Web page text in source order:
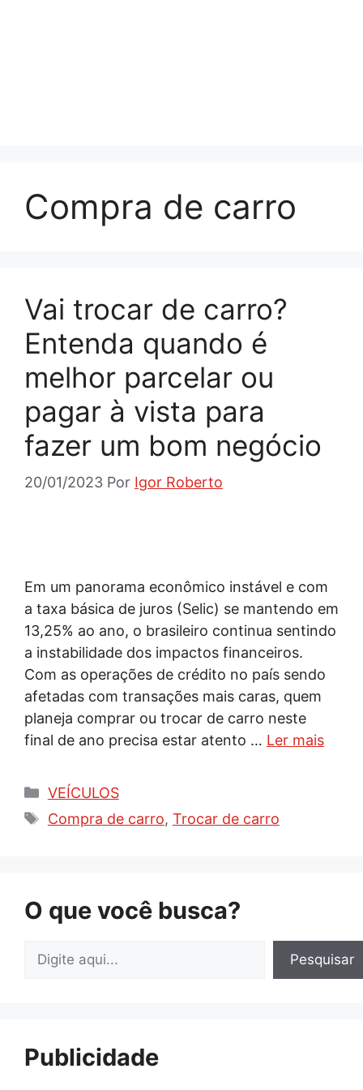
Compra de carro
Vai trocar de carro?
Entenda quando é
melhor parcelar ou
pagar à vista para
fazer um bom negócio
20/01/2023 Por Igor Roberto
Em um panorama econômico instável e com
a taxa básica de juros (Selic) se mantendo em
13,25% ao ano, o brasileiro continua sentindo
a instabilidade dos impactos financeiros.
Com as operações de crédito no país sendo
afetadas com transações mais caras, quem
planeja comprar ou trocar de carro neste
final de ano precisa estar atento … Ler mais
Categorias
VEÍCULOS
Tags
Compra de carro, Trocar de carro
O que você busca?
Pesquisar Pesquisar
Publicidade